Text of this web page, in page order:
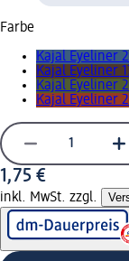
Farbe
Kajal Eyeliner
Kajal Eyeliner
Kajal Eyeliner
Kajal Eyeliner
1,75 €
inkl. MwSt. zzgl.